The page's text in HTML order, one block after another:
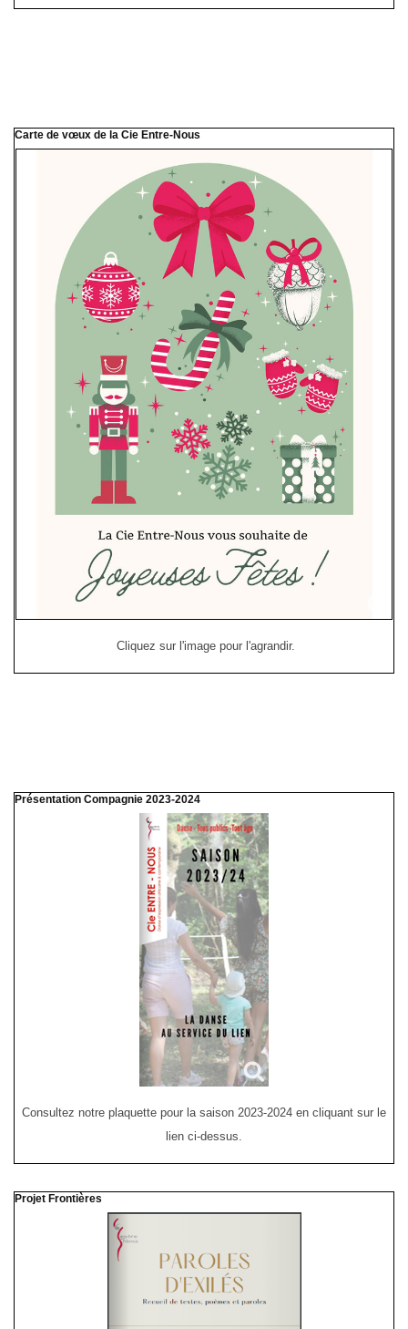
Carte de vœux de la Cie Entre-Nous
Cliquez sur l'image pour l'agrandir.
Présentation Compagnie 2023-2024
Consultez notre plaquette pour la saison 2023-2024 en cliquant sur le
lien ci-dessus.
Projet Frontières